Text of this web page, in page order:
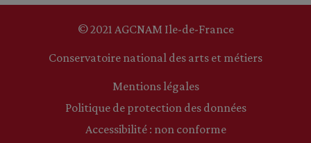
© 2021 AGCNAM Ile-de-France
Conservatoire national des arts et métiers
Mentions légales
Politique de protection des données
Accessibilité : non conforme